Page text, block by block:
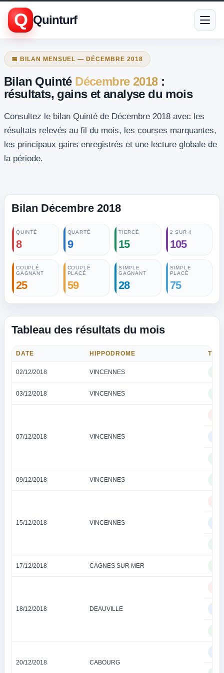
Q Quinturf
📅 BILAN MENSUEL — DÉCEMBRE 2018
Bilan Quinté Décembre 2018 :
résultats, gains et analyse du mois
Consultez le bilan Quinté de Décembre 2018 avec les
résultats relevés au fil du mois, les courses marquantes,
les principaux gains enregistrés et une lecture globale de
la période.
Bilan Décembre 2018
QUINTÉ
8
QUARTÉ
9
TIERCÉ
15
2 SUR 4
105
COUPLÉ
GAGNANT
25
COUPLÉ
PLACÉ
59
SIMPLE
GAGNANT
28
SIMPLE
PLACÉ
75
Tableau des résultats du mois
DATE HIPPODROME
02/12/2018 VINCENNES
03/12/2018 VINCENNES
07/12/2018 VINCENNES
09/12/2018 VINCENNES
15/12/2018 VINCENNES
17/12/2018 CAGNES SUR MER
18/12/2018 DEAUVILLE
20/12/2018 CABOURG